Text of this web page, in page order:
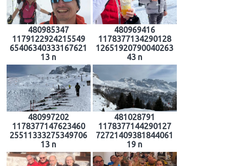
480985347
1179122924215549
65406340333167621
13 n
480969416
1178377134290128
12651920790040263
43 n
480997202
1178377147623460
25511333275349706
13 n
481028791
1178377144290127
72721409381844061
19 n